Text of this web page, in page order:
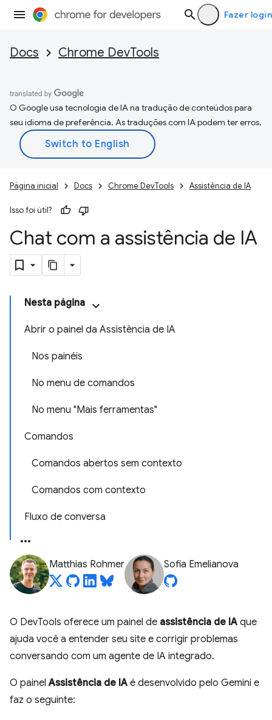
Fazer login
Docs Chrome DevTools
O Google usa tecnologia de IA na tradução de conteúdos para
seu idioma de preferência. As traduções com IA podem ter erros.
Página inicial Docs Chrome DevTools Assistência de IA
Isso foi útil?
Chat com a assistência de IA
Nesta página
Abrir o painel da Assistência de IA
Nos painéis
No menu de comandos
No menu "Mais ferramentas"
Comandos
Comandos abertos sem contexto
Comandos com contexto
Fluxo de conversa
Matthias Rohmer Sofia Emelianova
O DevTools oferece um painel de assistência de IA que
ajuda você a entender seu site e corrigir problemas
conversando com um agente de IA integrado.
O painelAssistência de IA é desenvolvido pelo Gemini e
faz o seguinte: